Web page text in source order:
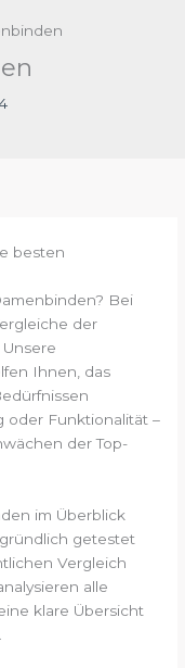
besten
Bei
der
Ihnen, das
oder Funktionalität –
der Top-
im Überblick
getestet
Vergleich
alle
klare Übersicht